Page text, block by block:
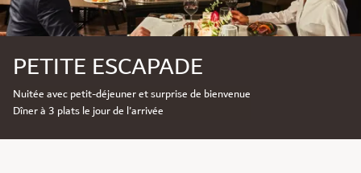
PETITE ESCAPADE
Nuitée avec petit-déjeuner et surprise de bienvenue
Dîner à 3 plats le jour de l'arrivée